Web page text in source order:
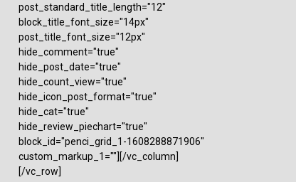
post_standard_title_length="12"
block_title_font_size="14px"
post_title_font_size="12px"
hide_comment="true"
hide_post_date="true"
hide_count_view="true"
hide_icon_post_format="true"
hide_cat="true"
hide_review_piechart="true"
block_id="penci_grid_1-1608288871906"
custom_markup_1=""][/vc_column]
[/vc_row]